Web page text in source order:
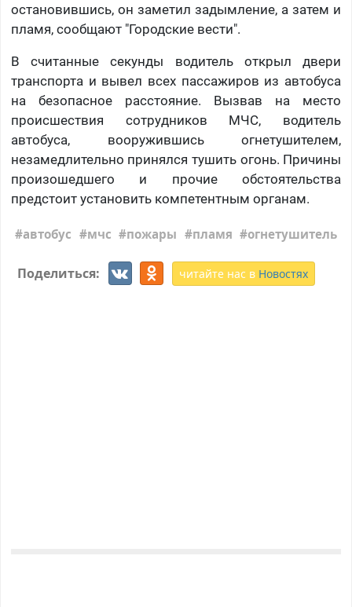
остановившись, он заметил задымление, а затем и
пламя, сообщают "Городские вести".
В считанные секунды водитель открыл двери
транспорта и вывел всех пассажиров из автобуса
на безопасное расстояние. Вызвав на место
происшествия сотрудников МЧС, водитель
автобуса, вооружившись огнетушителем,
незамедлительно принялся тушить огонь. Причины
произошедшего и прочие обстоятельства
предстоит установить компетентным органам.
автобус мчс пожары пламя огнетушитель
Поделиться: читайте нас в Новостях